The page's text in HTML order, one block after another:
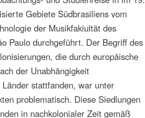
für Kultur- und
und getragen. Es sollte
konzeptionellen
und der historischen
Kongress in den
in
sowie die
Studenten, die am
vorgestellt werden.